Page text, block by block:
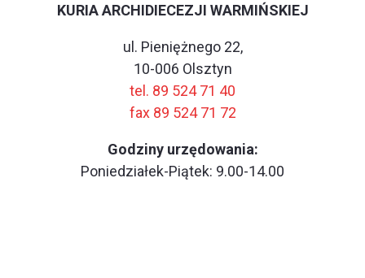
KURIA ARCHIDIECEZJI WARMIŃSKIEJ
ul. Pieniężnego 22,
10-006 Olsztyn
tel. 89 524 71 40
fax 89 524 71 72
Godziny urzędowania:
Poniedziałek-Piątek: 9.00-14.00